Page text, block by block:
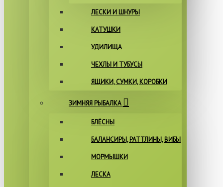
ЛЕСКИ И ШНУРЫ
КАТУШКИ
УДИЛИЩА
ЧЕХЛЫ И ТУБУСЫ
ЯЩИКИ, СУМКИ, КОРОБКИ
ЗИМНЯЯ РЫБАЛКА
БЛЁСНЫ
БАЛАНСИРЫ, РАТТЛИНЫ, ВИБЫ
МОРМЫШКИ
ЛЕСКА